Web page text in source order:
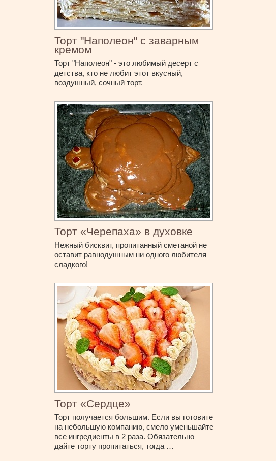
Торт "Наполеон" с заварным
кремом
Торт "Наполеон" - это любимый десерт с
детства, кто не любит этот вкусный,
воздушный, сочный торт.
Торт «Черепаха» в духовке
Нежный бисквит, пропитанный сметаной не
оставит равнодушным ни одного любителя
сладкого!
Торт «Сердце»
Торт получается большим. Если вы готовите
на небольшую компанию, смело уменьшайте
все ингредиенты в 2 раза. Обязательно
дайте торту пропитаться, тогда …